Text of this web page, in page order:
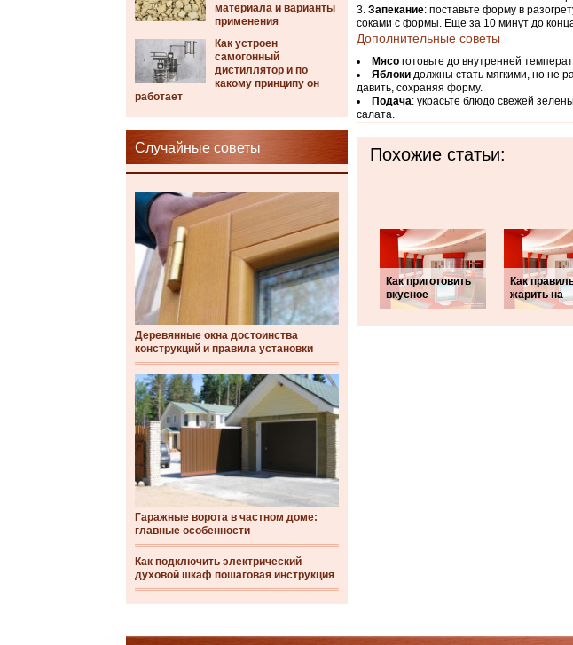
материала и варианты
применения
Как устроен
самогонный
дистиллятор и по
какому принципу он
работает
Случайные советы
Деревянные окна достоинства
конструкций и правила установки
Гаражные ворота в частном доме:
главные особенности
Как подключить электрический
духовой шкаф пошаговая инструкция
Запекание: поставьте форму в
соками с формы. Еще за 10 минут до
Дополнительные советы
Мясо готовьте до внутренней
Яблоки должны стать мягкими, но не
давить, сохраняя форму.
Подача: украсьте блюдо свежей
салата.
Похожие статьи:
Как приготовить
вкусное
Как
жарить на